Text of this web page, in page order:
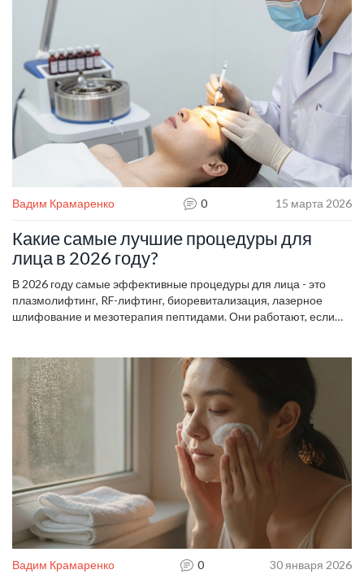
Вадим Крамаренко 0 15 марта 2026
Какие самые лучшие процедуры для
лица в 2026 году?
В 2026 году самые эффективные процедуры для лица - это
плазмолифтинг, RF-лифтинг, биоревитализация, лазерное
шлифование и мезотерапия пептидами. Они работают, если
омолаживают.
Вадим Крамаренко 0 30 января 2026